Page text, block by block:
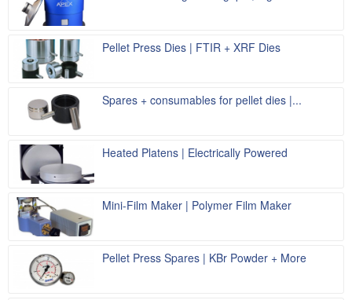
Pellet Press Dies | FTIR + XRF Dies
Spares + consumables for pellet dies |...
Heated Platens | Electrically Powered
Mini-Film Maker | Polymer Film Maker
Pellet Press Spares | KBr Powder + More